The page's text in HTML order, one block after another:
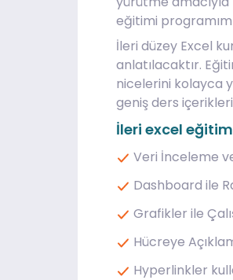
eğitimi
İleri düzey Excel
anlatılacaktır.
nicelerini kolayca
geniş ders
İleri excel
Veri İnceleme
Dashboard ile
Grafikler ile
Hücreye
Hyperlinkler